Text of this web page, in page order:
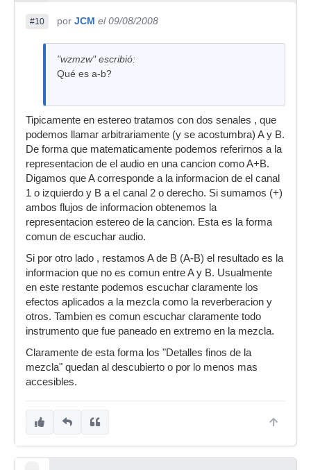
#10 por JCM el 09/08/2008
"wzmzw" escribió:
Qué es a-b?
Tipicamente en estereo tratamos con dos senales , que
podemos llamar arbitrariamente (y se acostumbra) A y B.
De forma que matematicamente podemos referirnos a la
representacion de el audio en una cancion como A+B.
Digamos que A corresponde a la informacion de el canal
1 o izquierdo y B a el canal 2 o derecho. Si sumamos (+)
ambos flujos de informacion obtenemos la
representacion estereo de la cancion. Esta es la forma
comun de escuchar audio.
Si por otro lado , restamos A de B (A-B) el resultado es la
informacion que no es comun entre A y B. Usualmente
en este restante podemos escuchar claramente los
efectos aplicados a la mezcla como la reverberacion y
otros. Tambien es comun escuchar claramente todo
instrumento que fue paneado en extremo en la mezcla.
Claramente de esta forma los "Detalles finos de la
mezcla" quedan al descubierto o por lo menos mas
accesibles.